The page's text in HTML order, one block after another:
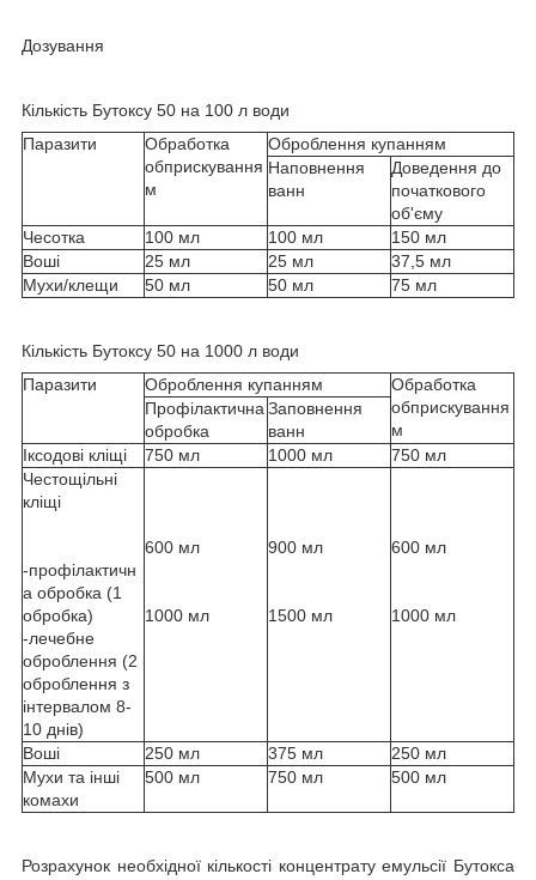
Дозування
Кількість Бутоксу 50 на 100 л води
Паразити
Обработка
обприскування
м
Оброблення купанням
Наповнення
ванн
Доведення до
початкового
об'єму
Чесотка
100 мл 100 мл
150 мл
Воші
25 мл 25 мл
37,5 мл
Мухи/клещи
50 мл 50 мл 75 мл
Кількість Бутоксу 50 на 1000 л води
Паразити
Оброблення купанням
Обработка
обприскування
м
Профілактична
обробка
Заповнення
ванн
Іксодові кліщі
750 мл 1000 мл
750 мл
Честощільні
кліщі
-профілактичн
а обробка (1
обробка)
-лечебне
оброблення (2
оброблення з
інтервалом 8-
10 днів)
600 мл
1000 мл
900 мл
1500 мл
600 мл
1000 мл
Воші 250 мл 375 мл
250 мл
Мухи та інші
комахи
500 мл 750 мл 500 мл
Розрахунок необхідної кількості концентрату емульсії Бутокса